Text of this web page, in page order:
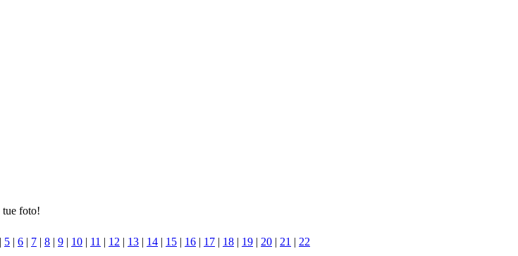
tue foto!
| 5 | 6 | 7 | 8 | 9 | 10 | 11 | 12 | 13 | 14 | 15 | 16 | 17 | 18 | 19 | 20 | 21 | 22